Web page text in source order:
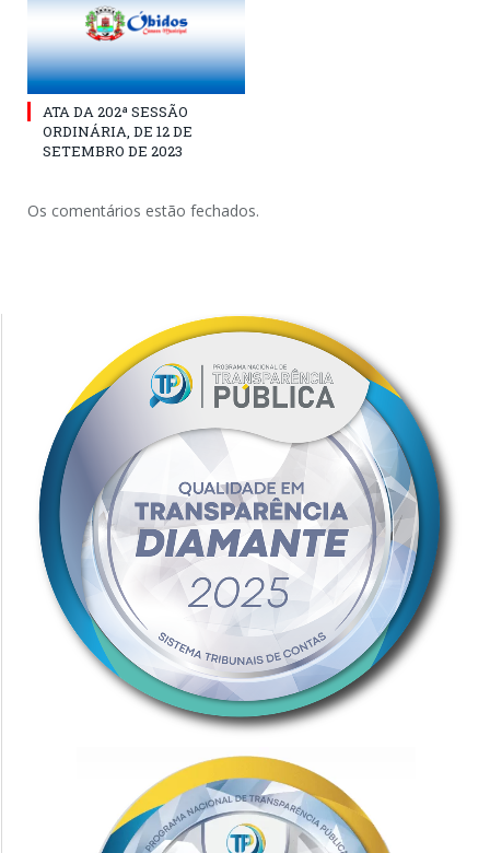
ATA DA 202ª SESSÃO
ORDINÁRIA, DE 12 DE
SETEMBRO DE 2023
Os comentários estão fechados.